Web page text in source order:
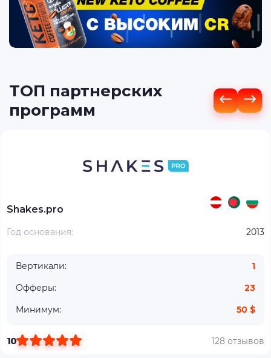
ТОП партнерских
программ
Shakes.pro
Год основания: 2013
Вертикали:
1
Офферы:
23
Минимум:
50 $
10 128 отзывов